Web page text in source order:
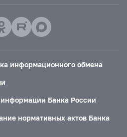
информационного обмена
Банка России
нормативных актов Банка